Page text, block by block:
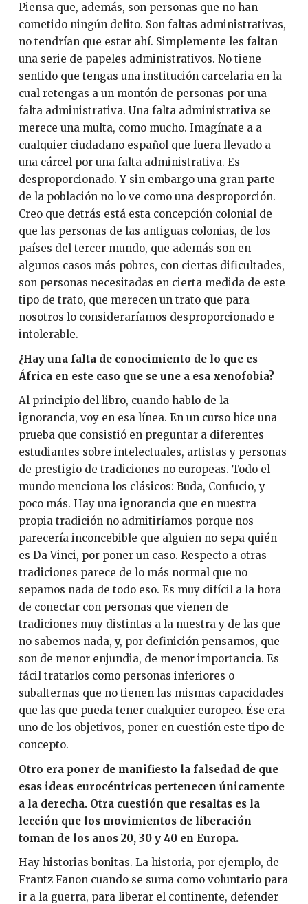
Piensa que, además, son personas que no han
cometido ningún delito. Son faltas administrativas,
no tendrían que estar ahí. Simplemente les faltan
una serie de papeles administrativos. No tiene
sentido que tengas una institución carcelaria en la
cual retengas a un montón de personas por una
falta administrativa. Una falta administrativa se
merece una multa, como mucho. Imagínate a a
cualquier ciudadano español que fuera llevado a
una cárcel por una falta administrativa. Es
desproporcionado. Y sin embargo una gran parte
de la población no lo ve como una desproporción.
Creo que detrás está esta concepción colonial de
que las personas de las antiguas colonias, de los
países del tercer mundo, que además son en
algunos casos más pobres, con ciertas dificultades,
son personas necesitadas en cierta medida de este
tipo de trato, que merecen un trato que para
nosotros lo consideraríamos desproporcionado e
intolerable.
¿Hay una falta de conocimiento de lo que es
África en este caso que se une a esa xenofobia?
Al principio del libro, cuando hablo de la
ignorancia, voy en esa línea. En un curso hice una
prueba que consistió en preguntar a diferentes
estudiantes sobre intelectuales, artistas y personas
de prestigio de tradiciones no europeas. Todo el
mundo menciona los clásicos: Buda, Confucio, y
poco más. Hay una ignorancia que en nuestra
propia tradición no admitiríamos porque nos
parecería inconcebible que alguien no sepa quién
es Da Vinci, por poner un caso. Respecto a otras
tradiciones parece de lo más normal que no
sepamos nada de todo eso. Es muy difícil a la hora
de conectar con personas que vienen de
tradiciones muy distintas a la nuestra y de las que
no sabemos nada, y, por definición pensamos, que
son de menor enjundia, de menor importancia. Es
fácil tratarlos como personas inferiores o
subalternas que no tienen las mismas capacidades
que las que pueda tener cualquier europeo. Ése era
uno de los objetivos, poner en cuestión este tipo de
concepto.
Otro era poner de manifiesto la falsedad de que
esas ideas eurocéntricas pertenecen únicamente
a la derecha. Otra cuestión que resaltas es la
lección que los movimientos de liberación
toman de los años 20, 30 y 40 en Europa.
Hay historias bonitas. La historia, por ejemplo, de
Frantz Fanon cuando se suma como voluntario para
ir a la guerra, para liberar el continente, defender